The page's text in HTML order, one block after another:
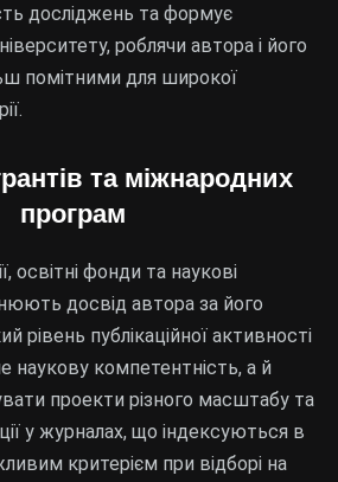
досліджень та формує
роблячи автора і його
помітними для широкої
та міжнародних
програм
освітні фонди та наукові
досвід автора за його
рівень публікаційної активності
наукову компетентність, а й
проекти різного масштабу та
у журналах, що індексуються в
критерієм при відборі на